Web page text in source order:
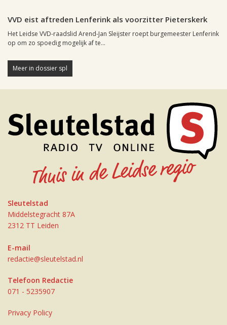
VVD eist aftreden Lenferink als voorzitter Pieterskerk
Het Leidse VVD-raadslid Arend-Jan Sleijster roept burgemeester Lenferink
op om zo spoedig mogelijk af te...
Meer in dossier spl
Sleutelstad
Middelstegracht 87A
2312 TT Leiden
E-mail
redactie@sleutelstad.nl
Telefoon Redactie
071 - 5235907
Privacy Policy